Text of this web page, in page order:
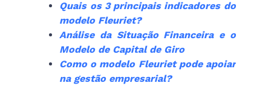
Quais os 3 principais indicadores do
modelo Fleuriet?
Análise da Situação Financeira e o
Modelo de Capital de Giro
Como o modelo Fleuriet pode apoiar
na gestão empresarial?